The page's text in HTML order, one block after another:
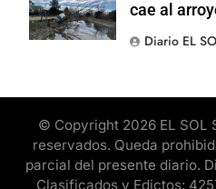
cae al
Diario EL
© Copyright 2026 EL SOL
reservados. Queda
parcial del presente diario.
Clasificados y Edictos: